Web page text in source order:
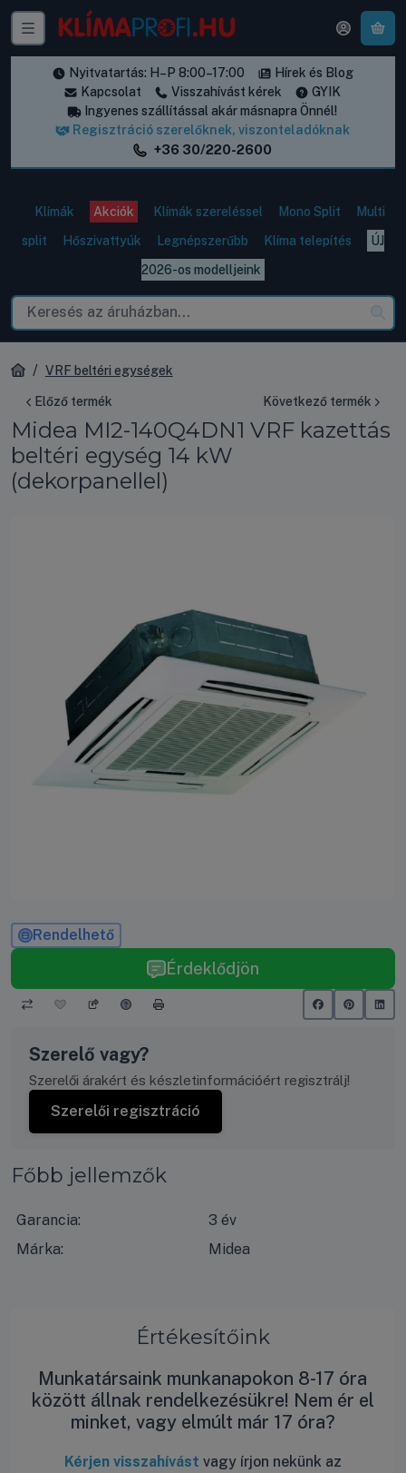
Nyitvatartás: H–P 8:00–17:00
Hírek és Blog
Kapcsolat
Visszahívást kérek
GYIK
Ingyenes szállítással akár másnapra Önnél!
Regisztráció szerelőknek, viszonteladóknak
+36 30/220-2600
Klímák Akciók Klímák szereléssel Mono Split
Multi
split
Hőszivattyúk Legnépszerűbb Klíma telepítés
ÚJ
2026-os modelljeink
VRF beltéri egységek
Előző termék Következő termék
Midea MI2-140Q4DN1 VRF kazettás
beltéri egység 14 kW
(dekorpanellel)
Rendelhető
Érdeklődjön
Szerelő vagy?
Szerelői árakért és készletinformációért regisztrálj!
Szerelői regisztráció
Főbb jellemzők
Garancia:
3 év
Márka:
Midea
Értékesítőink
Munkatársaink munkanapokon 8-17 óra
között állnak rendelkezésükre! Nem ér el
minket, vagy elmúlt már 17 óra?
Kérjen visszahívást vagy írjon nekünk az